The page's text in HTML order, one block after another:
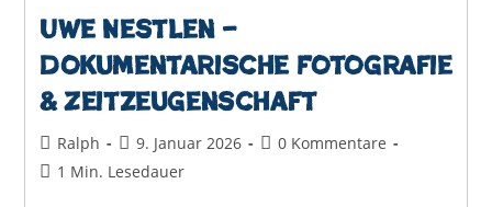
Uwe Nestlen –
Dokumentarische Fotografie
& Zeitzeugenschaft
Beitrags-
Autor:
Ralph
Beitrag
veröffentlicht:
9. Januar 2026
Beitrags-
0 Kommentare
Lesedauer:
1 Min. Lesedauer